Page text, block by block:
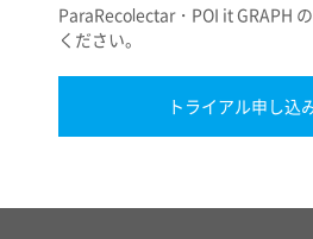
ParaRecolectar・POI it GRAPH
ください。
トライアル申し込